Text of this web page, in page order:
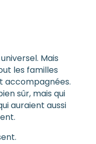
Mais
les familles
accompagnées.
sûr, mais qui
auraient aussi